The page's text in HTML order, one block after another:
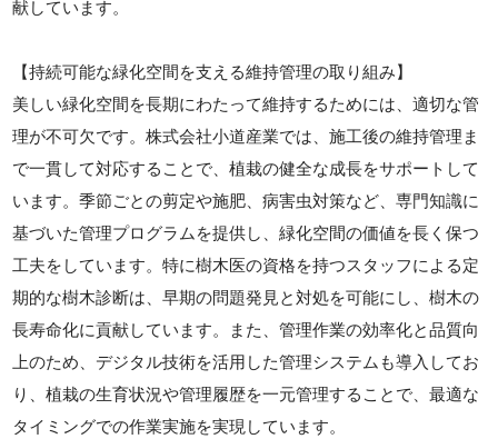
献しています。
【持続可能な緑化空間を支える維持管理の取り組み】
美しい緑化空間を長期にわたって維持するためには、適切な管
理が不可欠です。株式会社小道産業では、施工後の維持管理ま
で一貫して対応することで、植栽の健全な成長をサポートして
います。季節ごとの剪定や施肥、病害虫対策など、専門知識に
基づいた管理プログラムを提供し、緑化空間の価値を長く保つ
工夫をしています。特に樹木医の資格を持つスタッフによる定
期的な樹木診断は、早期の問題発見と対処を可能にし、樹木の
長寿命化に貢献しています。また、管理作業の効率化と品質向
上のため、デジタル技術を活用した管理システムも導入してお
り、植栽の生育状況や管理履歴を一元管理することで、最適な
タイミングでの作業実施を実現しています。